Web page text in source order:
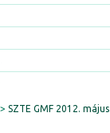
SZTE GMF 2012. május